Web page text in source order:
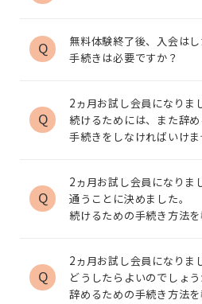
Q
無料体験終了後、入会はし
手続きは必要ですか？
Q
2ヵ月お試し会員になりま
続けるためには、また辞
手続きをしなければいけま
Q
2ヵ月お試し会員になりま
通うことに決めました。
続けるための手続き方法を
Q
2ヵ月お試し会員になりま
どうしたらよいのでしょう
辞めるための手続き方法を